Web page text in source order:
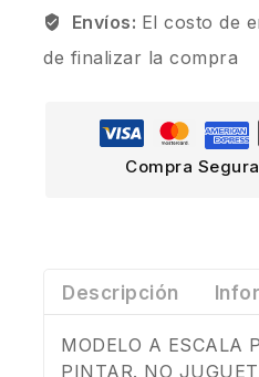
Envíos: El costo de
de finalizar la compra
Compra
Descripción
MODELO A ESCALA
PINTAR. NO